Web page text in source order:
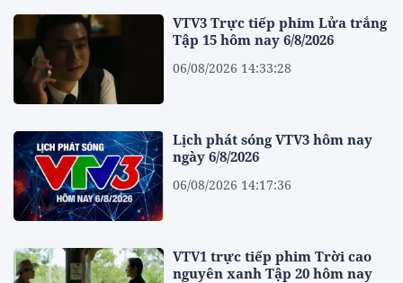
VTV3 Trực tiếp phim Lửa trắng
Tập 15 hôm nay 6/8/2026
06/08/2026 14:33:28
Lịch phát sóng VTV3 hôm nay
ngày 6/8/2026
06/08/2026 14:17:36
VTV1 trực tiếp phim Trời cao
nguyên xanh Tập 20 hôm nay